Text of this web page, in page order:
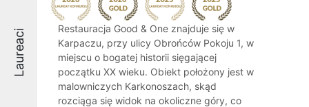
Laureaci
Restauracja Good & One znajduje się w
Karpaczu, przy ulicy Obrońców Pokoju 1, w
miejscu o bogatej historii sięgającej
początku XX wieku. Obiekt położony jest w
malowniczych Karkonoszach, skąd
rozciąga się widok na okoliczne góry, co